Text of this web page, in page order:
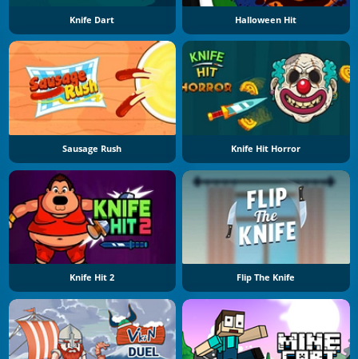
Knife Dart Halloween Hit
Sausage Rush Knife Hit Horror
Knife Hit 2 Flip The Knife